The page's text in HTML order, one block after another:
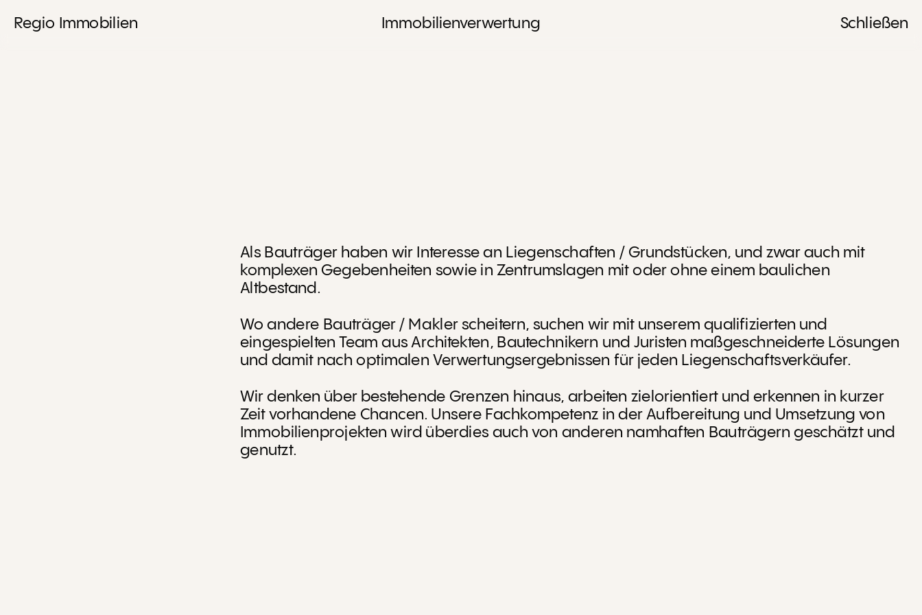
Immobilienverwertung Schließen
Regio Immobilien
Als Bauträger haben wir Interesse an Liegenschaften / Grundstücken, und zwar auch mit
komplexen Gegebenheiten sowie in Zentrumslagen mit oder ohne einem baulichen
Altbestand.
Wo andere Bauträger / Makler scheitern, suchen wir mit unserem qualifizierten und
eingespielten Team aus Architekten, Bautechnikern und Juristen maßgeschneiderte Lösungen
und damit nach optimalen Verwertungsergebnissen für jeden Liegenschaftsverkäufer.
Wir denken über bestehende Grenzen hinaus, arbeiten zielorientiert und erkennen in kurzer
Zeit vorhandene Chancen. Unsere Fachkompetenz in der Aufbereitung und Umsetzung von
Immobilienprojekten wird überdies auch von anderen namhaften Bauträgern geschätzt und
genutzt.